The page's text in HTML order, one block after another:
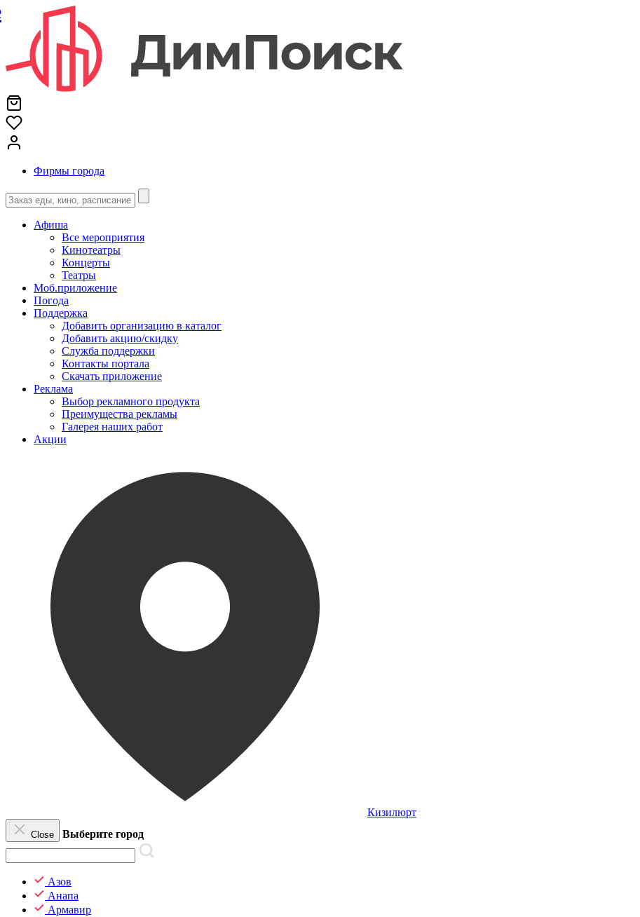
Фирмы города
Афиша
Все мероприятия
Кинотеатры
Концерты
Театры
Моб.приложение
Погода
Поддержка
Добавить организацию в каталог
Добавить акцию/скидку
Служба поддержки
Контакты портала
Скачать приложение
Реклама
Выбор рекламного продукта
Преимущества рекламы
Галерея наших работ
Акции
Кизилюрт
Close Выберите город
Азов
Анапа
Армавир